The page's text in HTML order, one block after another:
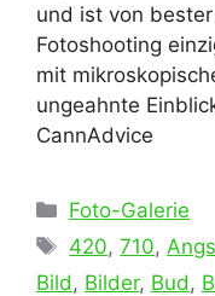
und ist von
Fotoshooting
mit
ungeahnte
CannAdvice
Kategorien
Foto-Galerie
Schlagwörter
420,710,
Bild , Bilder, Bud ,